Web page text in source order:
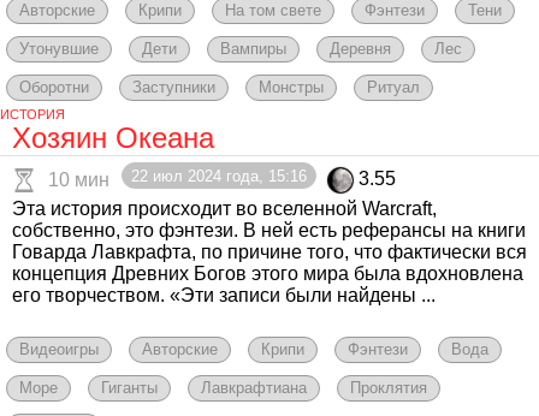
Авторские Крипи На том свете Фэнтези Тени
Утонувшие Дети Вампиры Деревня Лес
Оборотни Заступники Монстры Ритуал
ИСТОРИЯ
Хозяин Океана
10 мин 22 июл 2024 года, 15:16
3.55
Эта история происходит во вселенной Warcraft,
собственно, это фэнтези. В ней есть реферансы на книги
Говарда Лавкрафта, по причине того, что фактически вся
концепция Древних Богов этого мира была вдохновлена
его творчеством. «Эти записи были найдены ...
Видеоигры Авторские Крипи Фэнтези Вода
Море Гиганты Лавкрафтиана Проклятия